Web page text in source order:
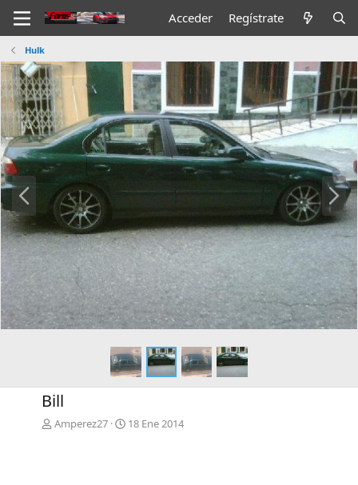
Acceder Regístrate
Hulk
A
t
.
S
g
.
Bill
Amperez27 18 Ene 2014